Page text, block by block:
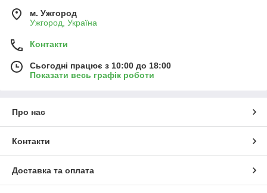
м. Ужгород
Ужгород, Україна
Контакти
Сьогодні працює з 10:00 до 18:00
Показати весь графік роботи
Про нас
Контакти
Доставка та оплата